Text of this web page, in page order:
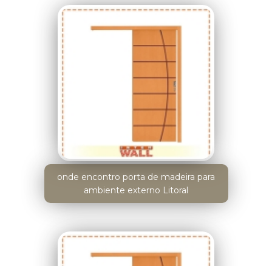
onde encontro porta de madeira para
ambiente externo Litoral